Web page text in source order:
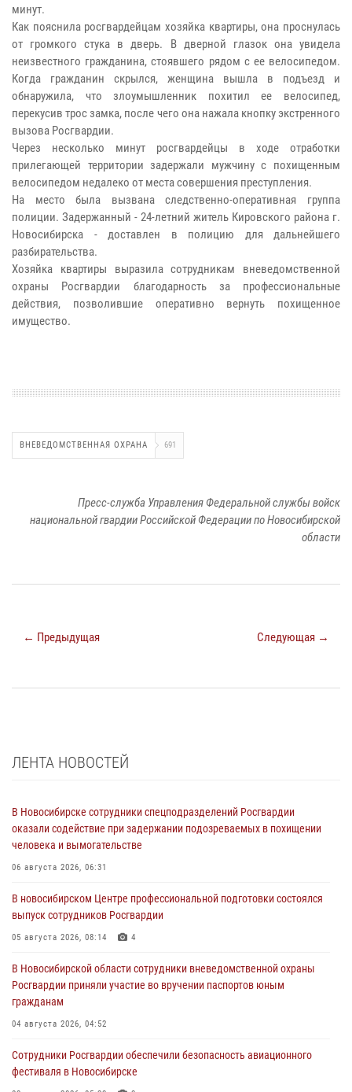
минут.
Как пояснила росгвардейцам хозяйка квартиры, она проснулась
от громкого стука в дверь. В дверной глазок она увидела
неизвестного гражданина, стоявшего рядом с ее велосипедом.
Когда гражданин скрылся, женщина вышла в подъезд и
обнаружила, что злоумышленник похитил ее велосипед,
перекусив трос замка, после чего она нажала кнопку экстренного
вызова Росгвардии.
Через несколько минут росгвардейцы в ходе отработки
прилегающей территории задержали мужчину с похищенным
велосипедом недалеко от места совершения преступления.
На место была вызвана следственно-оперативная группа
полиции. Задержанный - 24-летний житель Кировского района г.
Новосибирска - доставлен в полицию для дальнейшего
разбирательства.
Хозяйка квартиры выразила сотрудникам вневедомственной
охраны Росгвардии благодарность за профессиональные
действия, позволившие оперативно вернуть похищенное
имущество.
ВНЕВЕДОМСТВЕННАЯ ОХРАНА 691
Пресс-служба Управления Федеральной службы войск
национальной гвардии Российской Федерации по Новосибирской
области
← Предыдущая Следующая →
ЛЕНТА НОВОСТЕЙ
В Новосибирске сотрудники спецподразделений Росгвардии
оказали содействие при задержании подозреваемых в похищении
человека и вымогательстве
06 августа 2026, 06:31
В новосибирском Центре профессиональной подготовки состоялся
выпуск сотрудников Росгвардии
05 августа 2026, 08:14 4
В Новосибирской области сотрудники вневедомственной охраны
Росгвардии приняли участие во вручении паспортов юным
гражданам
04 августа 2026, 04:52
Сотрудники Росгвардии обеспечили безопасность авиационного
фестиваля в Новосибирске